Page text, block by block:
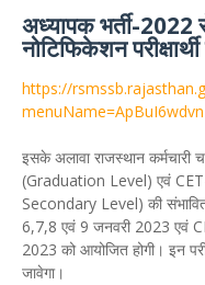
अध्यापक भर्ती-
नोटिफिकेशन
https://
इसके अलावा राजस्थान कर्मचारी
(Graduation Level) एवं CET-
Secondary Level) की संभावित
6,7,8 एवं 9 जनवरी 2023 एवं
2023 को आयोजित होगी। इन
जावेगा।